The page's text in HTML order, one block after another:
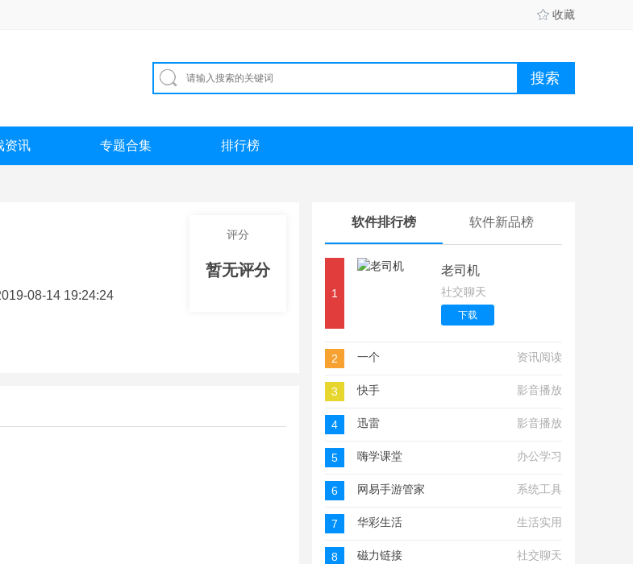
收藏
资讯 专题合集 排行榜
08-14 19:24:24
评分
暂无评分
软件排行榜 软件新品榜
1
老司机
社交聊天
下载
2 一个 资讯阅读
3 快手 影音播放
4 迅雷 影音播放
5 嗨学课堂 办公学习
6 网易手游管家 系统工具
7 华彩生活 生活实用
8 磁力链接 社交聊天